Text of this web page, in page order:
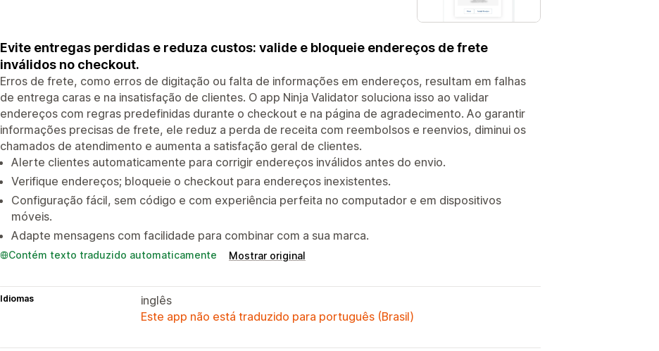
Evite entregas perdidas e reduza custos: valide e bloqueie endereços de frete
inválidos no checkout.
Erros de frete, como erros de digitação ou falta de informações em endereços, resultam em falhas
de entrega caras e na insatisfação de clientes. O app Ninja Validator soluciona isso ao validar
endereços com regras predefinidas durante o checkout e na página de agradecimento. Ao garantir
informações precisas de frete, ele reduz a perda de receita com reembolsos e reenvios, diminui os
chamados de atendimento e aumenta a satisfação geral de clientes.
Alerte clientes automaticamente para corrigir endereços inválidos antes do envio.
Verifique endereços; bloqueie o checkout para endereços inexistentes.
Configuração fácil, sem código e com experiência perfeita no computador e em dispositivos
móveis.
Adapte mensagens com facilidade para combinar com a sua marca.
Contém texto traduzido automaticamente Mostrar original
Idiomas
inglês
Este app não está traduzido para português (Brasil)